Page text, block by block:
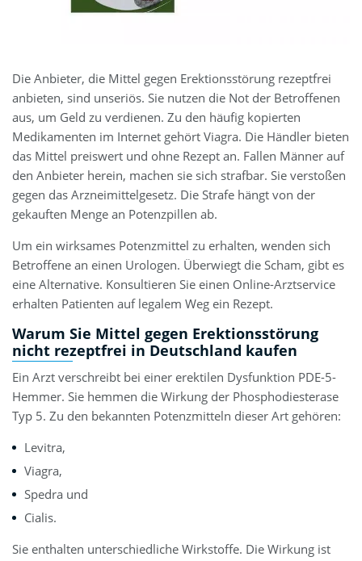
Die Anbieter, die Mittel gegen Erektionsstörung rezeptfrei
anbieten, sind unseriös. Sie nutzen die Not der Betroffenen
aus, um Geld zu verdienen. Zu den häufig kopierten
Medikamenten im Internet gehört Viagra. Die Händler bieten
das Mittel preiswert und ohne Rezept an. Fallen Männer auf
den Anbieter herein, machen sie sich strafbar. Sie verstoßen
gegen das Arzneimittelgesetz. Die Strafe hängt von der
gekauften Menge an Potenzpillen ab.
Um ein wirksames Potenzmittel zu erhalten, wenden sich
Betroffene an einen Urologen. Überwiegt die Scham, gibt es
eine Alternative. Konsultieren Sie einen Online-Arztservice
erhalten Patienten auf legalem Weg ein Rezept.
Warum Sie Mittel gegen Erektionsstörung
nicht rezeptfrei in Deutschland kaufen
Ein Arzt verschreibt bei einer erektilen Dysfunktion PDE-5-
Hemmer. Sie hemmen die Wirkung der Phosphodiesterase
Typ 5. Zu den bekannten Potenzmitteln dieser Art gehören:
Levitra,
Viagra,
Spedra und
Cialis.
Sie enthalten unterschiedliche Wirkstoffe. Die Wirkung ist